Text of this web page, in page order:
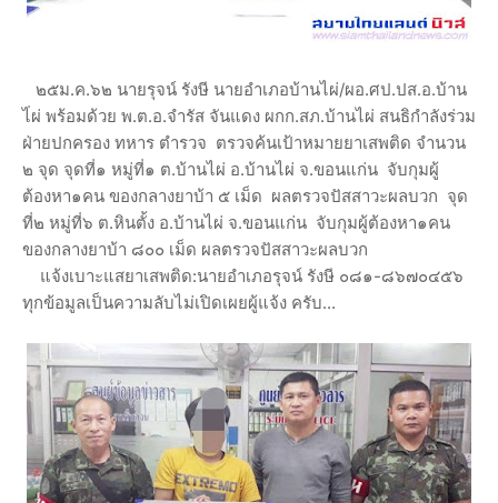
๒๕ม.ค.๖๒ นายรุจน์ รังษี นายอำเภอบ้านไผ่/ผอ.ศป.ปส.อ.บ้าน
ไ่ผ่ พร้อมด้วย พ.ต.อ.จำรัส จันแดง ผกก.สภ.บ้านไผ่ สนธิกำลังร่วม
ฝ่ายปกครอง ทหาร ตำรวจ ตรวจค้นเป้าหมายยาเสพติด จำนวน
๒ จุด จุดที่๑ หมู่ที่๑ ต.บ้านไผ่ อ.บ้านไผ่ จ.ขอนแก่น จับกุมผู้
ต้องหา๑คน ของกลางยาบ้า ๕ เม็ด ผลตรวจปัสสาวะผลบวก จุด
ที่๒ หมู่ที่๖ ต.หินตั้ง อ.บ้านไผ่ จ.ขอนแก่น จับกุมผู้ต้องหา๑คน
ของกลางยาบ้า ๘๐๐ เม็ด ผลตรวจปัสสาวะผลบวก
แจ้งเบาะแสยาเสพติด:นายอำเภอรุจน์ รังษี ๐๘๑-๘๖๗๐๔๕๖
ทุกข้อมูลเป็นความลับไม่เปิดเผยผู้แจ้ง ครับ...